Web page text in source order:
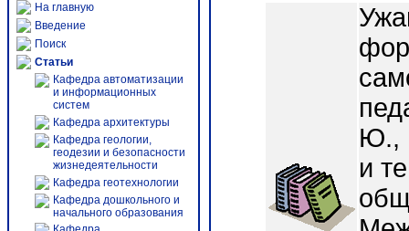
На главную
Введение
Поиск
Статьи
Кафедра автоматизации
и информационных
систем
Кафедра архитектуры
Кафедра геологии,
геодезии и безопасности
жизнедеятельности
Кафедра геотехнологии
Кафедра дошкольного и
начального образования
Ю.,
и